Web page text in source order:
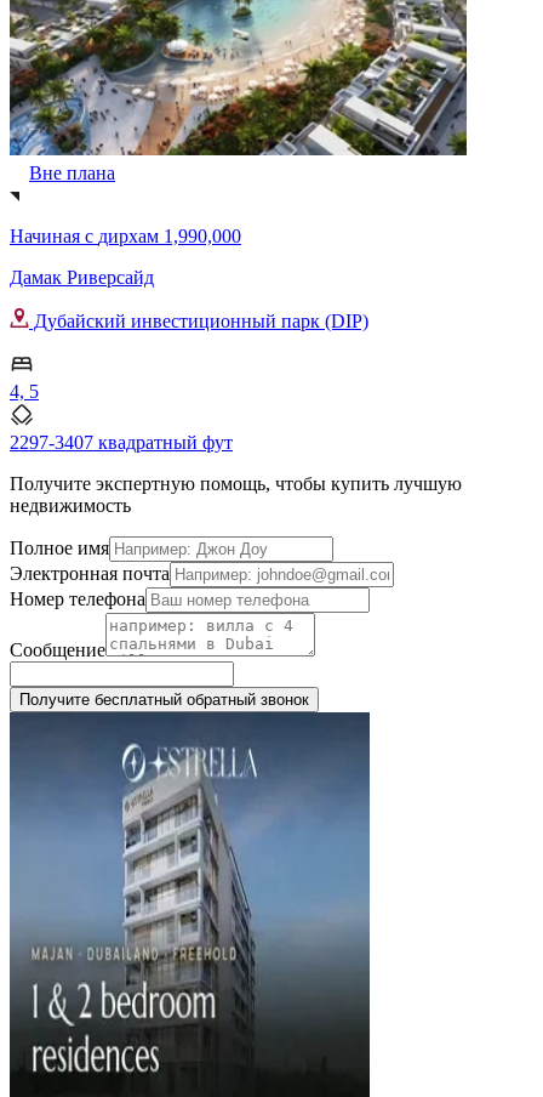
Вне плана
Начиная с дирхам 1,990,000
Дамак Риверсайд
Дубайский инвестиционный парк (DIP)
4, 5
2297-3407 квадратный фут
Получите экспертную помощь, чтобы купить лучшую
недвижимость
Полное имя
Электронная почта
Номер телефона
Сообщение
Получите бесплатный обратный звонок